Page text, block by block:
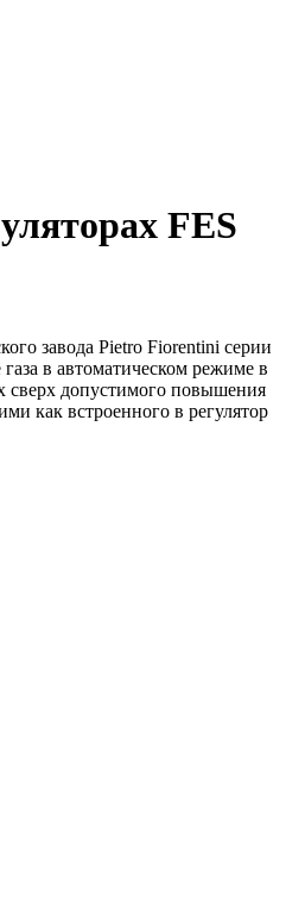
FES
завода Pietro Fiorentini серии
в автоматическом режиме в
сверх допустимого повышения
как встроенного в регулятор